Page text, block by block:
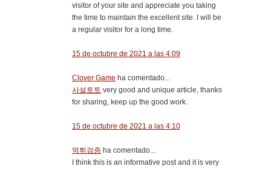
visitor of your site and appreciate you taking
the time to maintain the excellent site. I will be
a regular visitor for a long time.
15 de octubre de 2021 a las 4:09
Clover Game ha comentado...
사설토토 very good and unique article, thanks
for sharing, keep up the good work.
15 de octubre de 2021 a las 4:10
먹튀검증 ha comentado...
I think this is an informative post and it is very